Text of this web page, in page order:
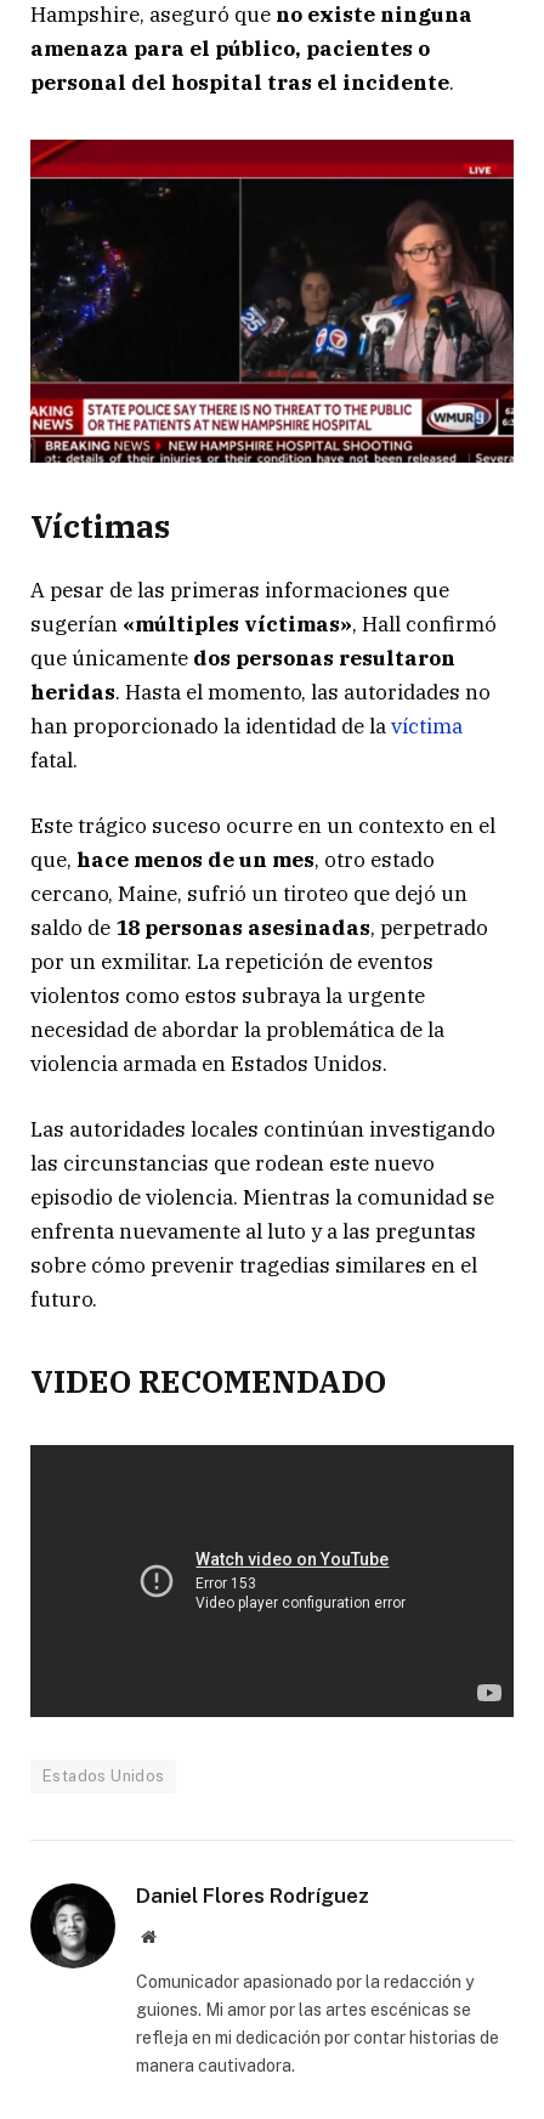
Hampshire, aseguró que no existe ninguna
amenaza para el público, pacientes o
personal del hospital tras el incidente.
Víctimas
A pesar de las primeras informaciones que
sugerían «múltiples víctimas», Hall confirmó
que únicamente dos personas resultaron
heridas. Hasta el momento, las autoridades no
han proporcionado la identidad de lavíctima
fatal.
Este trágico suceso ocurre en un contexto en el
que, hace menos de un mes, otro estado
cercano, Maine, sufrió un tiroteo que dejó un
saldo de 18 personas asesinadas, perpetrado
por un exmilitar. La repetición de eventos
violentos como estos subraya la urgente
necesidad de abordar la problemática de la
violencia armada en Estados Unidos.
Las autoridades locales continúan investigando
las circunstancias que rodean este nuevo
episodio de violencia. Mientras la comunidad se
enfrenta nuevamente al luto y a las preguntas
sobre cómo prevenir tragedias similares en el
futuro.
VIDEO RECOMENDADO
Estados Unidos
Daniel Flores Rodríguez
Website
Comunicador apasionado por la redacción y
guiones. Mi amor por las artes escénicas se
refleja en mi dedicación por contar historias de
manera cautivadora.